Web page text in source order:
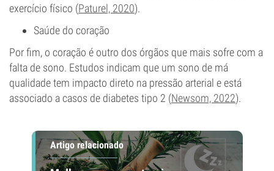
exercício físico (Paturel, 2020).
Saúde do coração
Por fim, o coração é outro dos órgãos que mais sofre com a
falta de sono. Estudos indicam que um sono de má
qualidade tem impacto direto na pressão arterial e está
associado a casos de diabetes tipo 2 (Newsom, 2022).
Artigo relacionado